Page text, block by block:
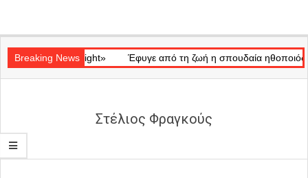
Navigation
Menu
Breaking News
«Ray of Light» Έφυγε από τη ζωή η σπουδαία ηθοποιός Μάρω
Στέλιος Φραγκούς